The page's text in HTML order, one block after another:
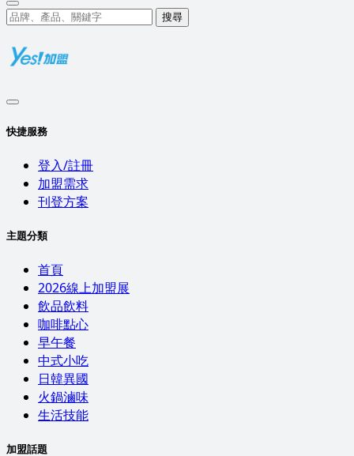
搜尋
快捷服務
登入/註冊
加盟需求
刊登方案
主題分類
首頁
2026線上加盟展
飲品飲料
咖啡點心
早午餐
中式小吃
日韓異國
火鍋滷味
生活技能
加盟話題